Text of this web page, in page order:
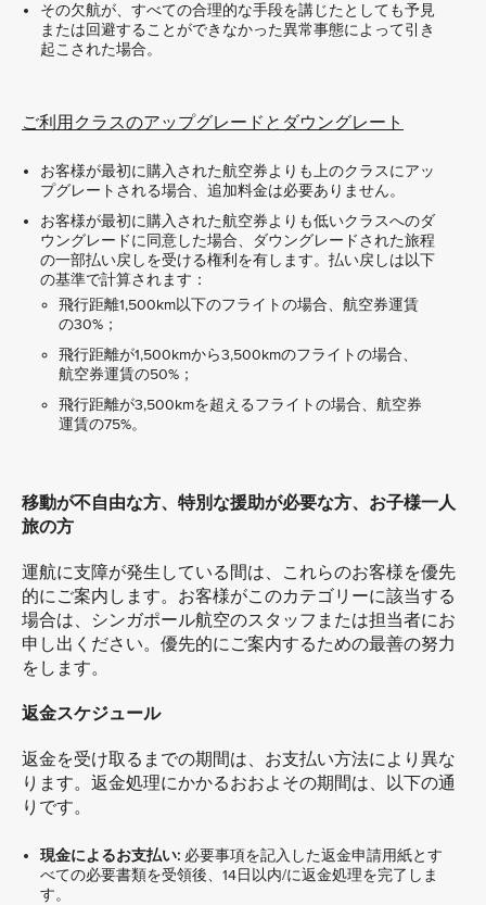
その欠航が、すべての合理的な手段を講じたとしても予見
または回避することができなかった異常事態によって引き
起こされた場合。
ご利用クラスのアップグレードとダウングレート
お客様が最初に購入された航空券よりも上のクラスにアッ
プグレートされる場合、追加料金は必要ありません。
お客様が最初に購入された航空券よりも低いクラスへのダ
ウングレードに同意した場合、ダウングレードされた旅程
の一部払い戻しを受ける権利を有します。払い戻しは以下
の基準で計算されます：
飛行距離1,500km以下のフライトの場合、航空券運賃
の30%；
飛行距離が1,500kmから3,500kmのフライトの場合、
航空券運賃の50%；
飛行距離が3,500kmを超えるフライトの場合、航空券
運賃の75%。
移動が不自由な方、特別な援助が必要な方、お子様一人
旅の方
運航に支障が発生している間は、これらのお客様を優先
的にご案内します。お客様がこのカテゴリーに該当する
場合は、シンガポール航空のスタッフまたは担当者にお
申し出ください。優先的にご案内するための最善の努力
をします。
返金スケジュール
返金を受け取るまでの期間は、お支払い方法により異な
ります。返金処理にかかるおおよその期間は、以下の通
りです。
現金によるお支払い: 必要事項を記入した返金申請用紙とす
べての必要書類を受領後、14日以内/に返金処理を完了しま
す。